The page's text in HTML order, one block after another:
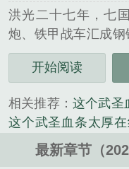
洪光二十七年，七
炮、铁甲战车汇成
肌肉，术法、火枪、
之世…...
玄幻类小说。
开始阅读
相关推荐： 这个武圣
这个武圣血条太厚
条太厚等级 国术加
血条太厚境界
这个
最新章节（